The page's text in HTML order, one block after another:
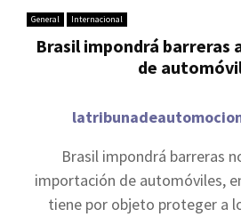
General Internacional
Brasil impondrá barreras
de
Brasil impondrá barreras
importación de automóviles,
tiene por objeto proteger a